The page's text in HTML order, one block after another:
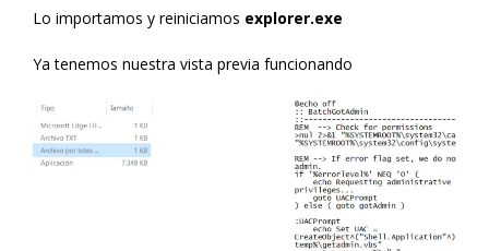
Lo importamos y reiniciamos explorer.exe
Ya tenemos nuestra vista previa funcionando